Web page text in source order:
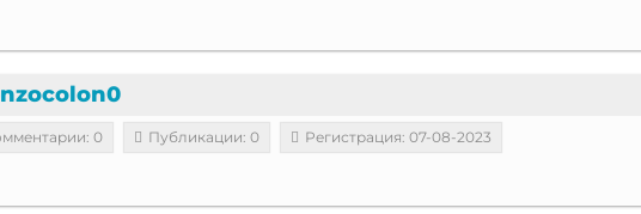
0 Публикации: 0 Регистрация: 07-08-2023